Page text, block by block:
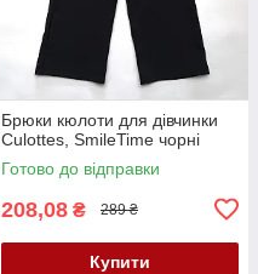
Брюки кюлоти для дівчинки
Culottes, SmileTime чорні
Готово до відправки
208,08 ₴ 289 ₴
Купити